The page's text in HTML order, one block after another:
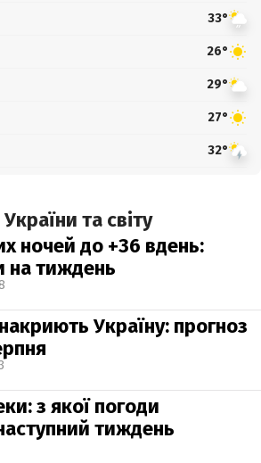
33°
26°
29°
27°
32°
та світу
ночей до +36 вдень:
на тиждень
Україну: прогноз
з якої погоди
тиждень